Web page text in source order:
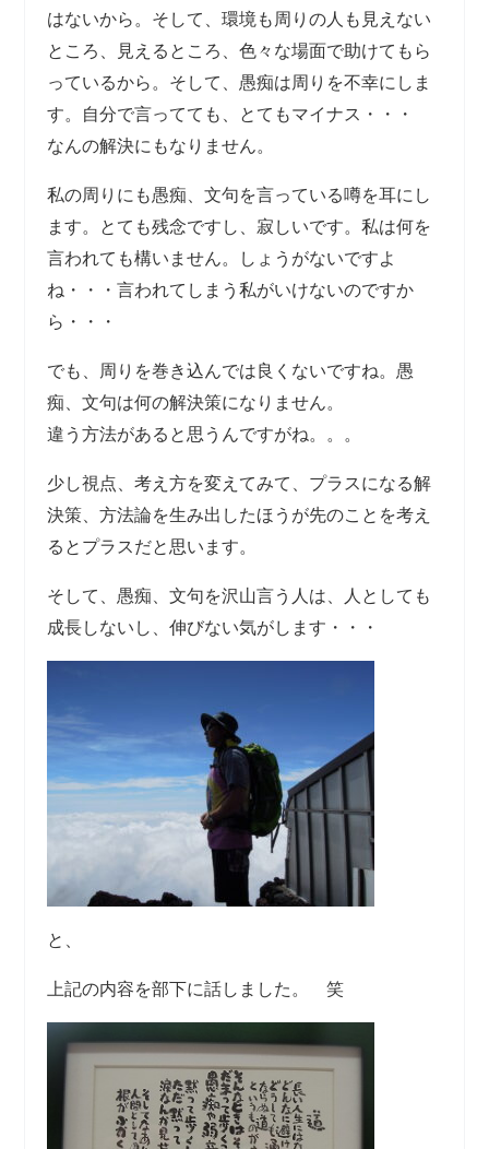
はないから。そして、環境も周りの人も見えない
ところ、見えるところ、色々な場面で助けてもら
っているから。そして、愚痴は周りを不幸にしま
す。自分で言ってても、とてもマイナス・・・
なんの解決にもなりません。
私の周りにも愚痴、文句を言っている噂を耳にし
ます。とても残念ですし、寂しいです。私は何を
言われても構いません。しょうがないですよ
ね・・・言われてしまう私がいけないのですか
ら・・・
でも、周りを巻き込んでは良くないですね。愚
痴、文句は何の解決策になりません。
違う方法があると思うんですがね。。。
少し視点、考え方を変えてみて、プラスになる解
決策、方法論を生み出したほうが先のことを考え
るとプラスだと思います。
そして、愚痴、文句を沢山言う人は、人としても
成長しないし、伸びない気がします・・・
と、
上記の内容を部下に話しました。 笑